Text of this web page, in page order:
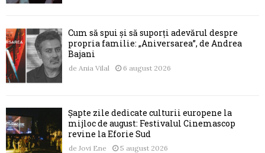
Cum să spui și să suporți adevărul despre
propria familie: „Aniversarea”, de Andrea
Bajani
de Ania Vilal 6 august 2026
Șapte zile dedicate culturii europene la
mijloc de august: Festivalul Cinemascop
revine la Eforie Sud
de Jovi Ene 5 august 2026